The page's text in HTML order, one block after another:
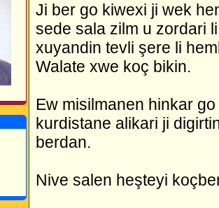
Ji ber go kiwexi ji wek
sede sala zilm u zordari
xuyandin tevli şere li
Walate xwe koç bikin.
Ew misilmanen hinkar
kurdistane alikari ji
berdan.
Nive salen heşteyi